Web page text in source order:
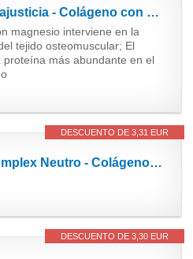
Ana Maria Lajusticia - Colágeno con magnesio y vit c – 350 gramos (sabor fresa) articulaciones...
magnesio interviene en la
tejido osteomuscular; El
proteína más abundante en el
DESCUENTO DE 3,31 EUR
Colnatur Complex Neutro - Colágeno con Magnesio y Vitamina C para Músculos y Articulaciones, 330g
DESCUENTO DE 3,30 EUR